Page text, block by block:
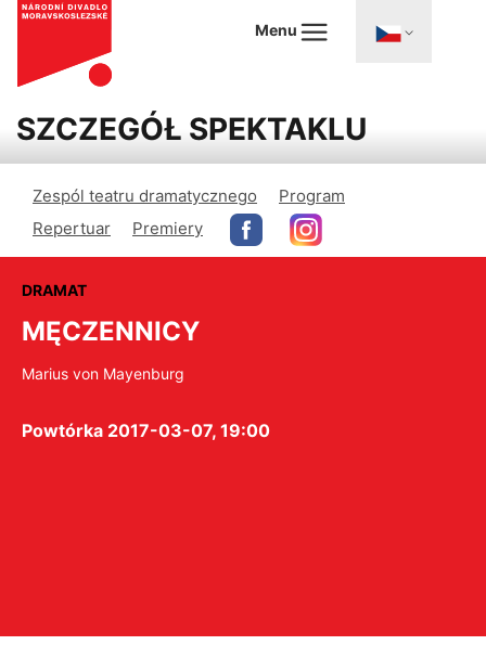
Menu
SZCZEGÓŁ SPEKTAKLU
Zespól teatru dramatycznego
Program
Repertuar
Premiery
DRAMAT
MĘCZENNICY
Marius von Mayenburg
Powtórka 2017-03-07, 19:00